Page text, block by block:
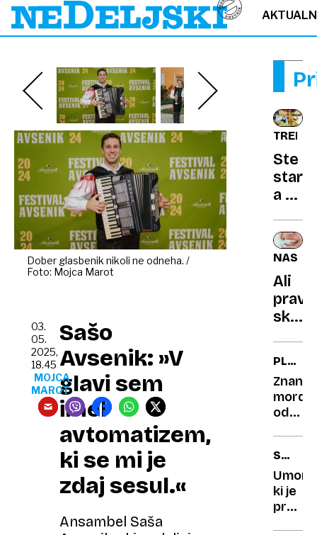
Dober glasbenik nikoli ne odneha. /
Foto: Mojca Marot
Sašo
Avsenik: »V
glavi sem
imel
avtomatizem,
ki se mi je
zdaj sesul.«
Ansambel Saša
03.
05.
2025,
18.45
MOJCA
MAROT
TRENDI
Ste
a še
fit?
lahko
krpati
Ali
…
KOVINE
morda
odkrili,
vesolju
nastaja
zlato
Umor,
ki je
pred